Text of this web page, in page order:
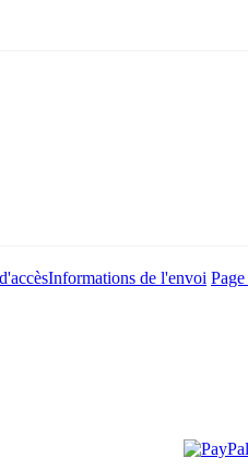
Informations de l'envoi